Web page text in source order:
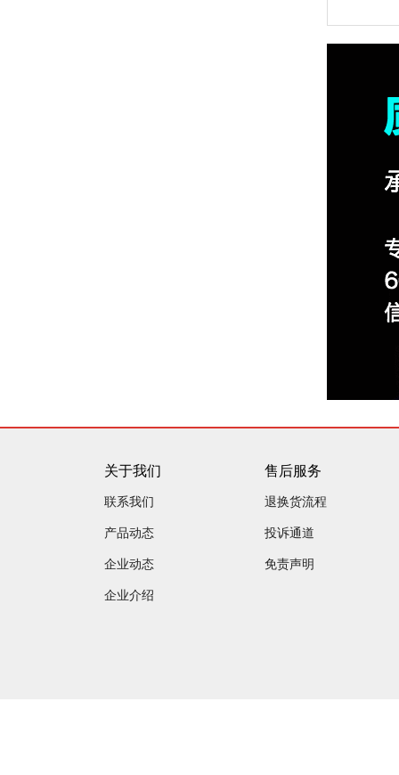
关于我们
联系我们
产品动态
企业动态
企业介绍
售后服务
退换货流程
投诉通道
免责声明